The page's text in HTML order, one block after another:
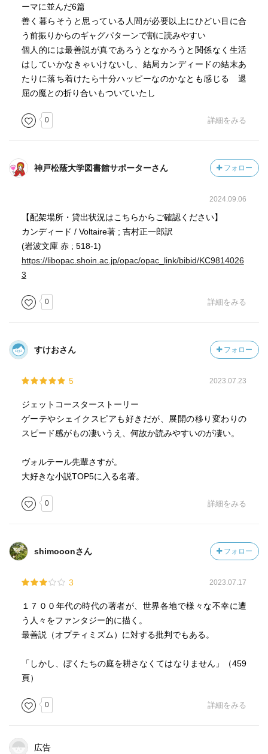
（1756）
□
250年以上の過去から現代を射抜いているような警句を幾つ
か。
りも少ない者に限って、いつだってだれよりも図々しくで
たのでしょう」「わたしたちを激怒させるためですよ」
「パリでは、本当に人はいつも笑っているのですか」「え
立っているのです。なぜなら、げらげら大声で笑いなが
ら、すべてに文句をつけていますからね。どんな憎むべき
「・・・、人間は不安による痙攣か、さもなければ倦怠の
だ、・・・」
ーマに並んだ6篇
善く暮らそうと思っている人間が必要以上にひどい目に合
う前振りからのギャグパターンで割に読みやすい
個人的には最善説が真であろうとなかろうと関係なく生活
はしていかなきゃいけないし、結局カンディードの結末あ
たりに落ち着けたら十分ハッピーなのかなとも感じる 退
屈の魔との折り合いもついていたし
0 詳細をみる
神戸松蔭大学図書館サポーターさん フォロー
2024.09.06
【配架場所・貸出状況はこちらからご確認ください】
カンディード / Voltaire著 ; 吉村正一郎訳
(岩波文庫 赤 ; 518-1)
https://libopac.shoin.ac.jp/opac/opac_link/bibid/KC9814026
3
0 詳細をみる
すけおさん フォロー
5 2023.07.23
ジェットコースターストーリー
ゲーテやシェイクスピアも好きだが、展開の移り変わりの
スピード感がもの凄いうえ、何故か読みやすいのが凄い。
ヴォルテール先輩さすが。
大好きな小説TOP5に入る名著。
0 詳細をみる
shimooonさん フォロー
3 2023.07.17
１７００年代の時代の著者が、世界各地で様々な不幸に遭
う人々をファンタジー的に描く。
最善説（オプティミズム）に対する批判でもある。
「しかし、ぼくたちの庭を耕さなくてはなりません」（459
頁）
0 詳細をみる
広告